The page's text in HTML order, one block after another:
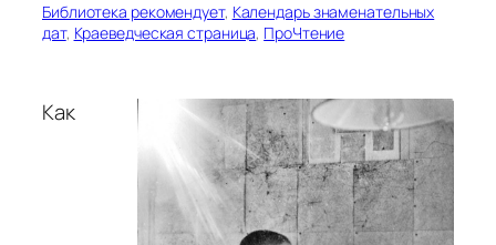
Библиотека рекомендует, Календарь знаменательных
дат, Краеведческая страница, ПроЧтение
Как